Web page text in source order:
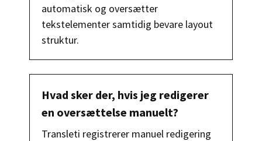
automatisk og oversætter
tekstelementer samtidig bevare layout
struktur.
Hvad sker der, hvis jeg redigerer
en oversættelse manuelt?
Transleti registrerer manuel redigering